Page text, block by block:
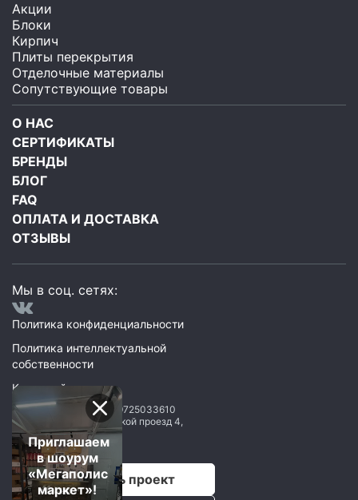
Акции
Блоки
Кирпич
Плиты перекрытия
Отделочные материалы
Сопутствующие товары
О НАС
СЕРТИФИКАТЫ
БРЕНДЫ
БЛОГ
FAQ
ОПЛАТА И ДОСТАВКА
ОТЗЫВЫ
Мы в соц. сетях:
Политика конфиденциальности
Политика интеллектуальной
собственности
Карта сайта
ООО Мегаполис ИНН: 9725033610
119071
2 Донской проезд 4,
строение 1, пом. 435
Рассчитать проект
Приглашаем
в шоурум
«Мегаполис
маркет»!